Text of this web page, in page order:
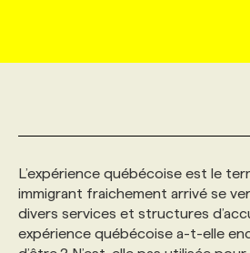
PRIX ET DISTINCTIONS
GEO/SEO
FAQ
FORMATIONS
NOS TARIFS
L’expérience québécoise est le
immigrant fraichement arrivé se
divers services et structures
expérience québécoise a-t-elle